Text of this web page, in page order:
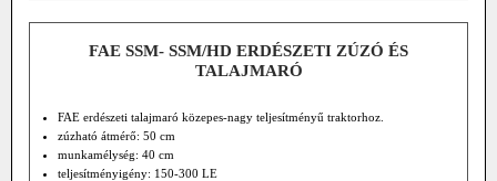
FAE SSM- SSM/HD ERDÉSZETI ZÚZÓ ÉS
TALAJMARÓ
FAE erdészeti talajmaró közepes-nagy teljesítményű traktorhoz.
zúzható átmérő: 50 cm
munkamélység: 40 cm
teljesítményigény: 150-300 LE